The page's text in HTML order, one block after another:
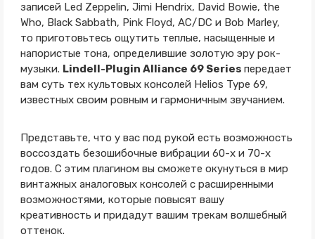
записей Led Zeppelin, Jimi Hendrix, David Bowie, the
Who, Black Sabbath, Pink Floyd, AC/DC и Bob Marley,
то приготовьтесь ощутить теплые, насыщенные и
напористые тона, определившие золотую эру рок-
музыки. Lindell-Plugin Alliance 69 Series передает
вам суть тех культовых консолей Helios Type 69,
известных своим ровным и гармоничным звучанием.
Представьте, что у вас под рукой есть возможность
воссоздать безошибочные вибрации 60-х и 70-х
годов. С этим плагином вы сможете окунуться в мир
винтажных аналоговых консолей с расширенными
возможностями, которые повысят вашу
креативность и придадут вашим трекам волшебный
оттенок.